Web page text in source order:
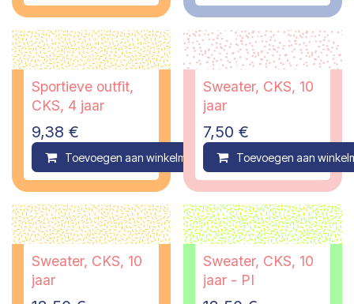
Sportieve outfit,
CKS, 4 jaar
9,38 €
Toevoegen aan winkelmandje Compare
Sweater, CKS, 10
jaar
7,50 €
Toevoegen aan
Sweater, CKS, 10
jaar
Sweater, CKS, 10
jaar - PI